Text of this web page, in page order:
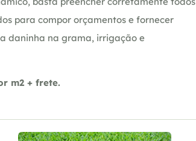
para compor orçamentos e fornecer
daninha na grama, irrigação e
m2 + frete.